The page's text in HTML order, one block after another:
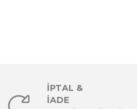
İPTAL &
İADE